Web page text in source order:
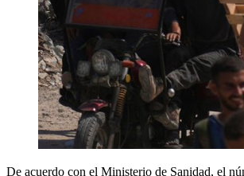
De acuerdo con el Ministerio de Sanidad, el